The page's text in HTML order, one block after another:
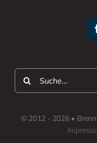
Suche
nach:
© 2012 - 2026 •